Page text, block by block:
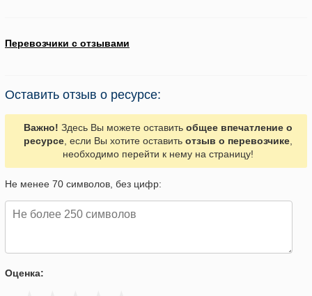
Перевозчики с отзывами
Оставить отзыв о ресурсе:
Важно! Здесь Вы можете оставить общее впечатление о
ресурсе, если Вы хотите оставить отзыв о перевозчике,
необходимо перейти к нему на страницу!
Не менее 70 символов, без цифр:
Оценка: